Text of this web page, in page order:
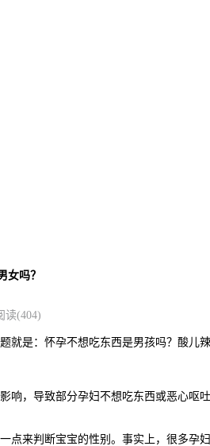
女吗？
读(404)
是：怀孕不想吃东西是男孩吗？ 酸儿
，导致部分孕妇不想吃东西或恶心呕
来判断宝宝的性别。事实上，很多孕